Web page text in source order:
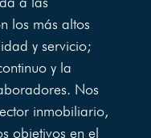
los más altos
y servicio;
y la
Nos
inmobiliario,
objetivos en el